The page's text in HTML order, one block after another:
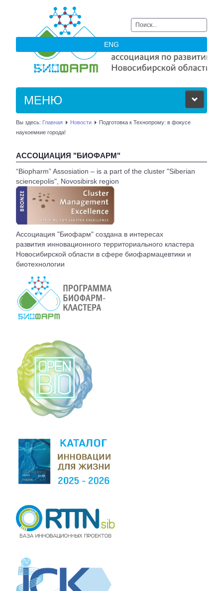
Искать...
ENG
МЕНЮ
ОБ АССОЦИАЦИИ
ЧЛЕНЫ АССОЦИАЦИИ
НОВОСТИ
АКТУАЛЬНОЕ
ВСТУПЛЕНИЕ
КОНТАКТЫ
БЮРО АССОЦИАЦИИ
Вы здесь: Главная Новости
Подготовка к Технопрому: в фокусе
наукоемкие города!
АССОЦИАЦИЯ "БИОФАРМ"
“Biopharm” Assosiation – is a part of the cluster "Siberian
sciencepolis", Novosibirsk region
Ассоциация "Биофарм" создана в интересах
развития инновационного территориального кластера
Новосибирской области в сфере биофармацевтики и
биотехнологии